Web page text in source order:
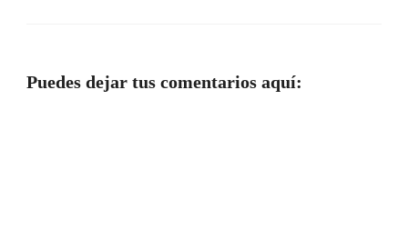
Puedes dejar tus comentarios aquí: